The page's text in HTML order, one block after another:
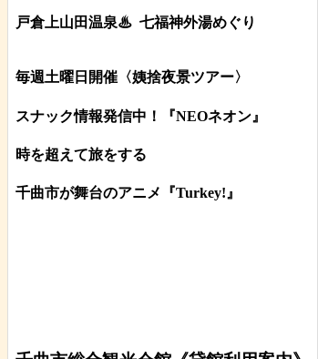
戸倉上山田温泉♨ 七福神外湯めぐり
毎週土曜日開催〈姨捨夜景ツアー〉
スナック情報発信中！『NEOネオン』
時を超えて旅をする
千曲市が舞台のアニメ『Turkey!』